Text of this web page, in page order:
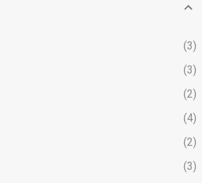
3
3
2
4
2
3